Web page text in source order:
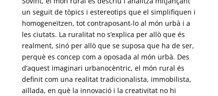
un seguit de tòpics i estereotips que el simplifiquen i
homogeneïtzen, tot contraposant-lo al món urbà i a
les ciutats. La ruralitat no s’explica per allò que és
realment, sinó per allò que se suposa que ha de ser,
perquè es concep com a oposada al món urbà. Des
d’aquest imaginari urbanocèntric, el món rural és
definit com una realitat tradicionalista, immobilista,
aïllada, en què la innovació i la creativitat no hi